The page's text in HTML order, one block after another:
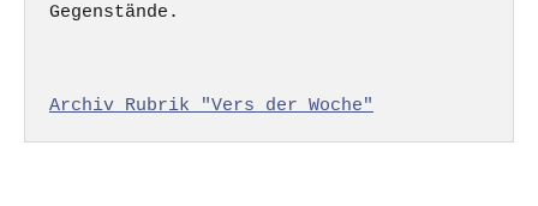
Gegenstände.
Archiv Rubrik "Vers der Woche"